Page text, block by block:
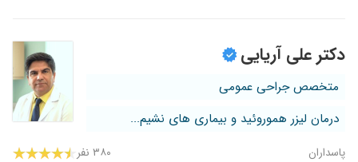
دکتر علی آریایی
متخصص جراحی عمومی
درمان لیزر هموروئید و بیماری های نشیم...
پاسداران ۳۸۰ نفر